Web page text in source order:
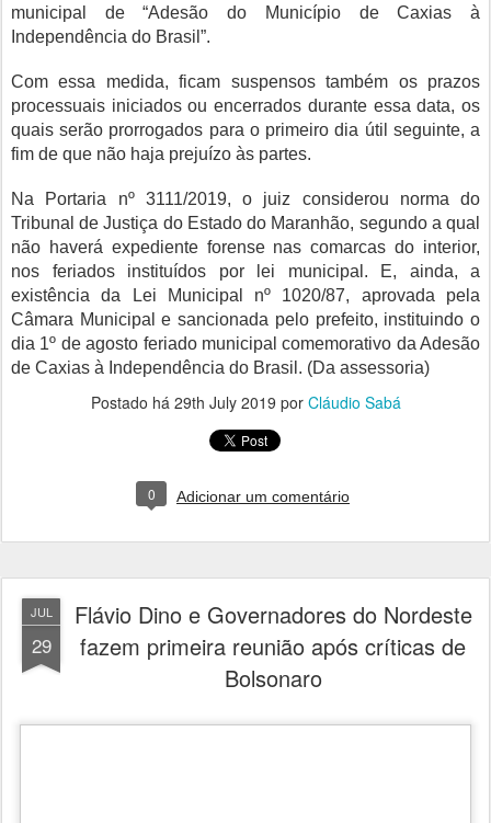
municipal de “Adesão do Município de Caxias à
Independência do Brasil”.
Com essa medida, ficam suspensos também os prazos
processuais iniciados ou encerrados durante essa data, os
quais serão prorrogados para o primeiro dia útil seguinte, a
fim de que não haja prejuízo às partes.
Na Portaria nº 3111/2019, o juiz considerou norma do
Tribunal de Justiça do Estado do Maranhão, segundo a qual
não haverá expediente forense nas comarcas do interior,
nos feriados instituídos por lei municipal. E, ainda, a
existência da Lei Municipal nº 1020/87, aprovada pela
Câmara Municipal e sancionada pelo prefeito, instituindo o
dia 1º de agosto feriado municipal comemorativo da Adesão
de Caxias à Independência do Brasil. (Da assessoria)
Postado há 29th July 2019 por Cláudio Sabá
0 Adicionar um comentário
JUL
29
Flávio Dino e Governadores do Nordeste
fazem primeira reunião após críticas de
Bolsonaro